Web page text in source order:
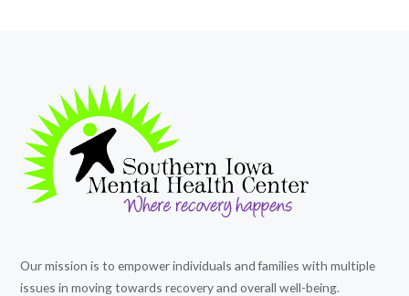
Our mission is to empower individuals and families with multiple
issues in moving towards recovery and overall well-being.